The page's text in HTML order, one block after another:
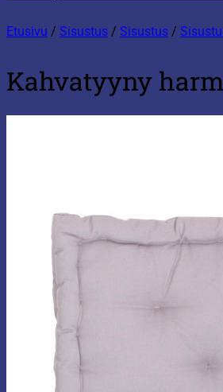
Etusivu / Sisustus / Sisustus /
Kahvatyyny